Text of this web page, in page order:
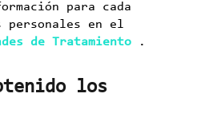
para cada
personales en el
de Tratamiento
.
los